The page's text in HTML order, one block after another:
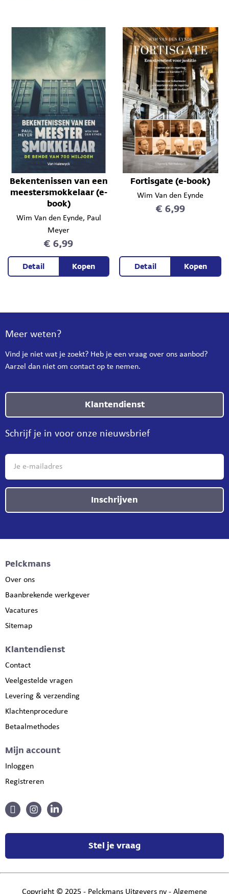
Bekentenissen van een
meestersmokkelaar (e-
book)
Wim Van den Eynde, Paul
Meyer
€ 6,99
Detail Kopen
Fortisgate (e-book)
Wim Van den Eynde
€ 6,99
Detail Kopen
Meer weten?
Vind je niet wat je zoekt? Heb je een vraag over ons aanbod?
Aarzel dan niet om contact op te nemen.
Klantendienst
Schrijf je in voor onze nieuwsbrief
Inschrijven
Pelckmans
Over ons
Baanbrekende werkgever
Vacatures
Sitemap
Klantendienst
Contact
Veelgestelde vragen
Levering & verzending
Klachtenprocedure
Betaalmethodes
Mijn account
Inloggen
Registreren
Stel je vraag
Copyright © 2025 - Pelckmans Uitgevers nv - Algemene